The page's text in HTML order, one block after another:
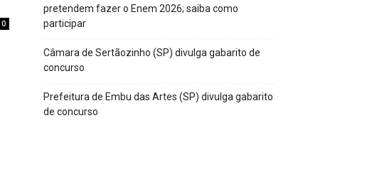
0
pretendem fazer o Enem 2026; saiba como
participar
Câmara de Sertãozinho (SP) divulga gabarito de
concurso
Prefeitura de Embu das Artes (SP) divulga gabarito
de concurso